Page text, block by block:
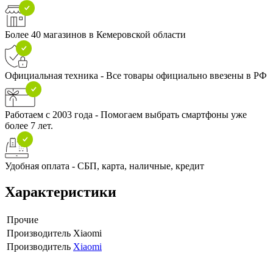
Более 40 магазинов в Кемеровской области
Официальная техника - Все товары официально ввезены в РФ
Работаем с 2003 года - Помогаем выбрать смартфоны уже
более 7 лет.
Удобная оплата - СБП, карта, наличные, кредит
Характеристики
Прочие
Производитель Xiaomi
Производитель Xiaomi